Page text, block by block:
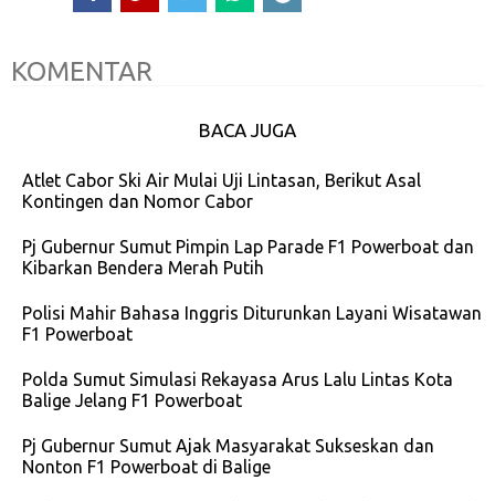
KOMENTAR
BACA JUGA
Atlet Cabor Ski Air Mulai Uji Lintasan, Berikut Asal
Kontingen dan Nomor Cabor
Pj Gubernur Sumut Pimpin Lap Parade F1 Powerboat dan
Kibarkan Bendera Merah Putih
Polisi Mahir Bahasa Inggris Diturunkan Layani Wisatawan
F1 Powerboat
Polda Sumut Simulasi Rekayasa Arus Lalu Lintas Kota
Balige Jelang F1 Powerboat
Pj Gubernur Sumut Ajak Masyarakat Sukseskan dan
Nonton F1 Powerboat di Balige